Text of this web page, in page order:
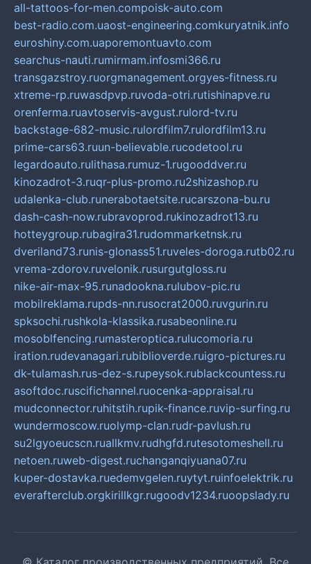
all-tattoos-for-men.compoisk-auto.com
best-radio.com.uaost-engineering.comkuryatnik.info
euroshiny.com.uaporemontuavto.com
searchus-nauti.rumirmam.infosmi366.ru
transgazstroy.ruorgmanagement.orgyes-fitness.ru
xtreme-rp.ruwasdpvp.ruvoda-otri.rutishinapve.ru
orenferma.ruavtoservis-avgust.rulord-tv.ru
backstage-682-music.rulordfilm7.rulordfilm13.ru
prime-cars63.ruun-believable.rucodetool.ru
legardoauto.rulithasa.rumuz-1.rugooddver.ru
kinozadrot-3.ruqr-plus-promo.ru2shizashop.ru
udalenka-club.runerabotaetsite.rucarszona-bu.ru
dash-cash-now.rubravoprod.rukinozadrot13.ru
hotteygroup.rubagira31.rudommarketnsk.ru
dveriland73.runis-glonass51.ruveles-doroga.rutb02.ru
vrema-zdorov.ruvelonik.rusurgutgloss.ru
nike-air-max-95.runadookna.rulubov-pic.ru
mobilreklama.rupds-nn.rusocrat2000.ruvgurin.ru
spksochi.rushkola-klassika.rusabeonline.ru
mosoblfencing.rumasteroptica.rulucomoria.ru
iration.rudevanagari.rubiblioverde.ruigro-pictures.ru
dk-tulamash.rus-dez-s.rupeysok.rublackcountess.ru
asoftdoc.ruscifichannel.ruocenka-appraisal.ru
mudconnector.ruhitstih.rupik-finance.ruvip-surfing.ru
wundermoscow.ruolymp-clan.rudr-pavlush.ru
su2lgyoeucscn.ruallkmv.rudhgfd.rutesotomeshell.ru
netoen.ruweb-digest.ruchanganqiyuana07.ru
kuper-dostavka.ruedemvgelen.ruytyt.ruinfoelektrik.ru
everafterclub.orgkirillkgr.rugoodv1234.ruoopslady.ru